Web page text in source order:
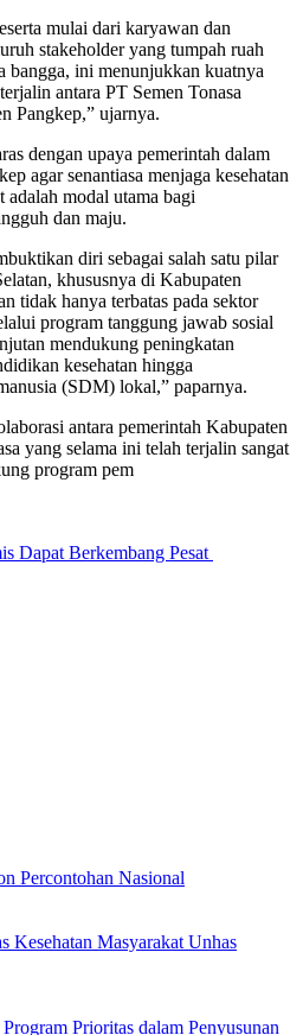
mulai dari karyawan dan
stakeholder yang tumpah ruah
bangga, ini menunjukkan kuatnya
antara PT Semen Tonasa
Pangkep,” ujarnya.
dengan upaya pemerintah dalam
agar senantiasa menjaga kesehatan
adalah modal utama bagi
dan maju.
diri sebagai salah satu pilar
khususnya di Kabupaten
tidak hanya terbatas pada sektor
program tanggung jawab sosial
mendukung peningkatan
kesehatan hingga
(SDM) lokal,” paparnya.
antara pemerintah Kabupaten
yang selama ini telah terjalin sangat
program pem
Dapat Berkembang Pesat
Percontohan Nasional
Kesehatan Masyarakat Unhas
Prioritas dalam Penyusunan